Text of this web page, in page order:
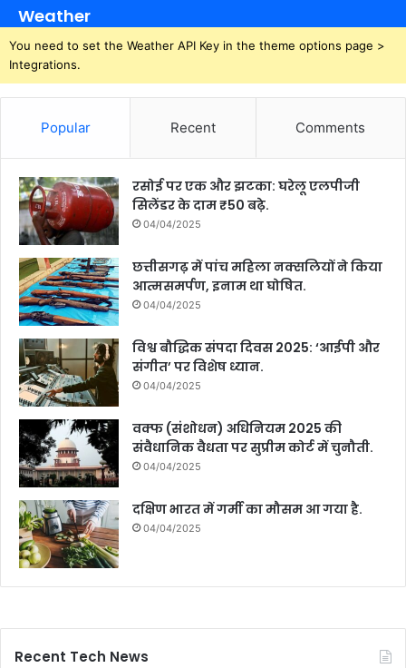
Weather
You need to set the Weather API Key in the theme options page >
Integrations.
Popular Recent Comments
रसोई पर एक और झटका: घरेलू एलपीजी
सिलेंडर के दाम ₹50 बढ़े.
04/04/2025
छत्तीसगढ़ में पांच महिला नक्सलियों ने किया
आत्मसमर्पण, इनाम था घोषित.
04/04/2025
विश्व बौद्धिक संपदा दिवस 2025: ‘आईपी और
संगीत’ पर विशेष ध्यान.
04/04/2025
वक्फ (संशोधन) अधिनियम 2025 की
संवैधानिक वैधता पर सुप्रीम कोर्ट में चुनौती.
04/04/2025
दक्षिण भारत में गर्मी का मौसम आ गया है.
04/04/2025
Recent Tech News